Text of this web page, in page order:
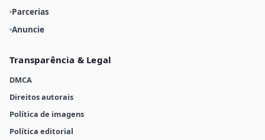
Parcerias
Anuncie
Transparência & Legal
DMCA
Direitos autorais
Política de imagens
Política editorial